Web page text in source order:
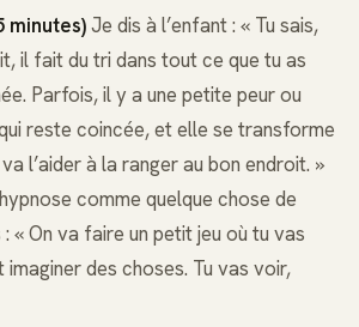
minutes)Je dis à l’enfant : « Tu sais,
il fait du tri dans tout ce que tu as
Parfois, il y a une petite peur ou
reste coincée, et elle se transforme
l’aider à la ranger au bon endroit. »
comme quelque chose de
« On va faire un petit jeu où tu vas
des choses. Tu vas voir,